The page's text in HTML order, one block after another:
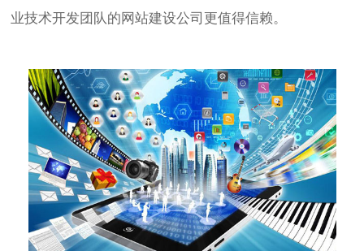
业技术开发团队的 网站建设公司更值得信赖。